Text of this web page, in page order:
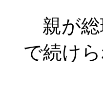
親が総
で続け